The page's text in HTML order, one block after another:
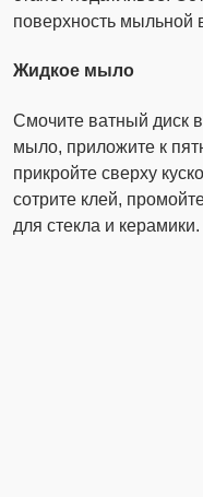
поверхность мыльной
Жидкое мыло
Смочите ватный диск
мыло, приложите к
прикройте сверху
сотрите клей,
для стекла и керамики.